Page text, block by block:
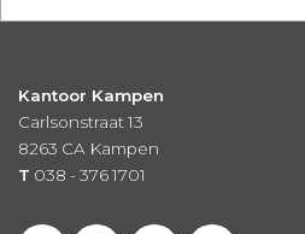
Kantoor Kampen
Carlsonstraat 13
8263 CA Kampen
T 038 - 376 1701